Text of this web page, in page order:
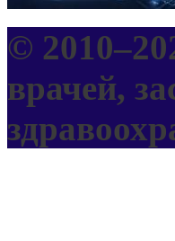
© 2010–
врачей,